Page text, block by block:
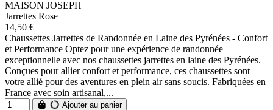
MAISON JOSEPH
Jarrettes Rose
14,50 €
Chaussettes Jarrettes de Randonnée en Laine des Pyrénées - Confort
et Performance Optez pour une expérience de randonnée
exceptionnelle avec nos chaussettes jarrettes en laine des Pyrénées.
Conçues pour allier confort et performance, ces chaussettes sont
votre allié pour des aventures en plein air sans soucis. Fabriquées en
France avec soin artisanal,...
Ajouter au panier